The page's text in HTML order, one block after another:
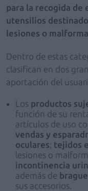
para la recogida de
utensilios
lesiones o
Dentro de estas
clasifican en dos
aportación del
Los productos
función de su
artículos de uso
vendas y
oculares; tejidos
lesiones o
incontinencia
además de
sus accesorios.